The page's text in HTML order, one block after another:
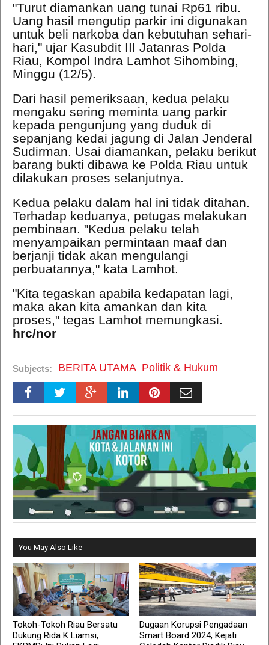
"Turut diamankan uang tunai Rp61 ribu.
Uang hasil mengutip parkir ini digunakan
untuk beli narkoba dan kebutuhan sehari-
hari," ujar Kasubdit III Jatanras Polda
Riau, Kompol Indra Lamhot Sihombing,
Minggu (12/5).
Dari hasil pemeriksaan, kedua pelaku
mengaku sering meminta uang parkir
kepada pengunjung yang duduk di
sepanjang kedai jagung di Jalan Jenderal
Sudirman. Usai diamankan, pelaku berikut
barang bukti dibawa ke Polda Riau untuk
dilakukan proses selanjutnya.
Kedua pelaku dalam hal ini tidak ditahan.
Terhadap keduanya, petugas melakukan
pembinaan. "Kedua pelaku telah
menyampaikan permintaan maaf dan
berjanji tidak akan mengulangi
perbuatannya," kata Lamhot.
"Kita tegaskan apabila kedapatan lagi,
maka akan kita amankan dan kita
proses," tegas Lamhot memungkasi.
hrc/nor
Subjects: BERITA UTAMA Politik & Hukum
You May Also Like
Tokoh-Tokoh Riau Bersatu
Dukung Rida K Liamsi,
Dugaan Korupsi Pengadaan
Smart Board 2024, Kejati